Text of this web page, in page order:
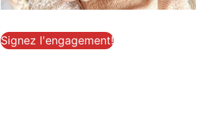
Signez l'engagement!